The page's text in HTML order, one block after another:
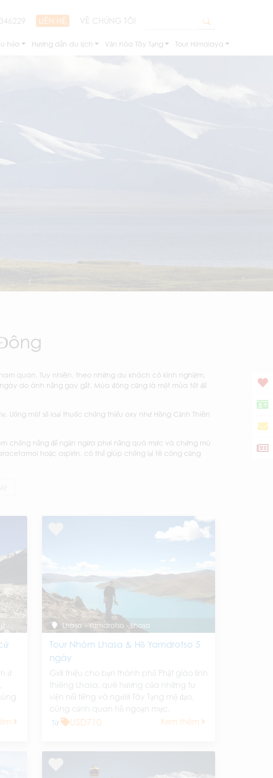
LIÊN HỆ VỀ CHÚNG TÔI
hỏa Hướng dẫn du lịch Văn hóa Tây Tạng Tour Himalaya
quan. Tuy nhiên, theo những du khách có kinh nghiệm,
do ánh nắng gay gắt. Mùa đông cũng là một mùa tốt để
một số loại thuốc chống thiếu oxy như Hồng Cảnh Thiên
chống nắng để ngăn ngừa phơi nắng quá mức và chứng mù
hoặc aspirin, có thể giúp chống lại tê cóng cũng
ở
Lhasa - Yamdrotso - Lhasa
Tour Nhóm Lhasa & Hồ Yamdrotso 5
ngày
Giới thiệu cho bạn thành phố Phật giáo linh
thiêng Lhasa, quê hương của những tu
viện nổi tiếng và người Tây Tạng mộ đạo,
cùng cảnh quan hồ ngoạn mục.
Từ USD710 Xem thêm